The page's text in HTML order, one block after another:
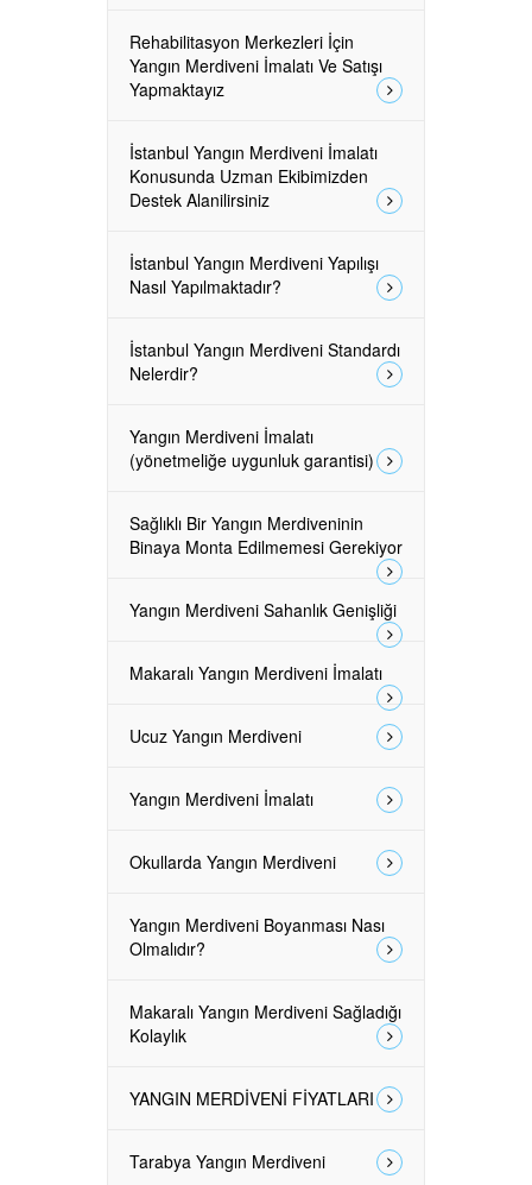
Rehabilitasyon Merkezleri İçin
Yangın Merdiveni İmalatı Ve Satışı
Yapmaktayız
İstanbul Yangın Merdiveni İmalatı
Konusunda Uzman Ekibimizden
Destek Alanilirsiniz
İstanbul Yangın Merdiveni Yapılışı
Nasıl Yapılmaktadır?
İstanbul Yangın Merdiveni Standardı
Nelerdir?
Yangın Merdiveni İmalatı
(yönetmeliğe uygunluk garantisi)
Sağlıklı Bir Yangın Merdiveninin
Binaya Monta Edilmemesi Gerekiyor
Yangın Merdiveni Sahanlık Genişliği
Makaralı Yangın Merdiveni İmalatı
Ucuz Yangın Merdiveni
Yangın Merdiveni İmalatı
Okullarda Yangın Merdiveni
Yangın Merdiveni Boyanması Nası
Olmalıdır?
Makaralı Yangın Merdiveni Sağladığı
Kolaylık
YANGIN MERDİVENİ FİYATLARI
Tarabya Yangın Merdiveni